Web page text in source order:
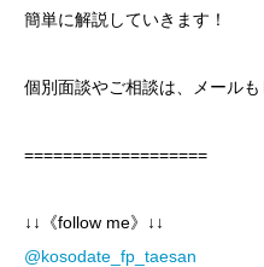
簡単に解説していきます！
個別面談やご相談は、メールも
===================
↓↓《follow me》↓↓
@kosodate_fp_taesan